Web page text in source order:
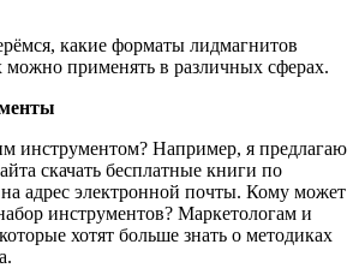
какие форматы лидмагнитов
можно применять в различных сферах.
инструментом? Например, я предлагаю
скачать бесплатные книги по
адрес электронной почты. Кому может
инструментов? Маркетологам и
хотят больше знать о методиках